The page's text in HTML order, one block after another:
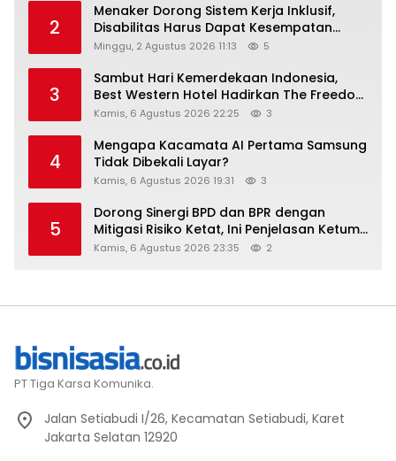
2
Menaker Dorong Sistem Kerja Inklusif,
Disabilitas Harus Dapat Kesempatan
Setara
Minggu, 2 Agustus 2026 11:13 5
3
Sambut Hari Kemerdekaan Indonesia,
Best Western Hotel Hadirkan The Freedom
Stay Diskon Hingga 45%
Kamis, 6 Agustus 2026 22:25 3
4
Mengapa Kacamata AI Pertama Samsung
Tidak Dibekali Layar?
Kamis, 6 Agustus 2026 19:31 3
5
Dorong Sinergi BPD dan BPR dengan
Mitigasi Risiko Ketat, Ini Penjelasan Ketum
Asbanda
Kamis, 6 Agustus 2026 23:35 2
PT Tiga Karsa Komunika.
Jalan Setiabudi I/26, Kecamatan Setiabudi, Karet
Jakarta Selatan 12920